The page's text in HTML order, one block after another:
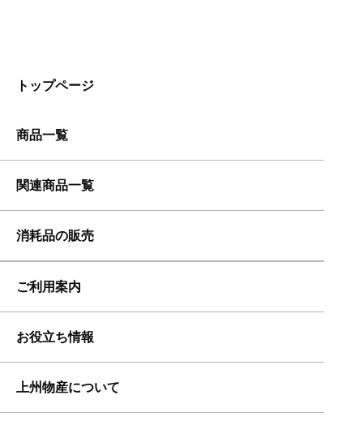
トップページ
商品一覧
スポットクーラー
大空間用・移動式大型クーラー
気化式冷風機
ミスト扇風機・ミストファン
関連商品一覧
延長コード20m 15A
延長コード20m 20A
延長排熱ダクト(0.8ｍ～3ｍ)
消耗品の販売
【消臭機能付冷風機】専用消臭パック
お客様の声
ご利用案内
独自の保証体制
予約・返却方法とレンタルの流れ
お役立ち情報
よくいただくご質問
上州物産について